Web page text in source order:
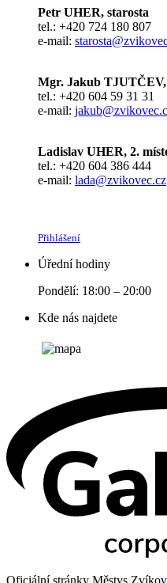
Petr UHER, starosta
tel.: +420 724 180 807
e-mail:
Mgr. Jakub TJUTČEV,
tel.: +420 604 59 31 31
e-mail:
Ladislav UHER, 2.
tel.: +420 604 386 444
e-mail: lada@zvikovec.cz
Přihlášení
Úřední hodiny
Pondělí: 18:00 – 20:00
Kde nás najdete
Oficiální stránky Městys